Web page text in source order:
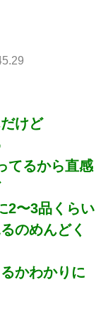
けど
てるから直感
2〜3品くらい
のめんどく
かわかりに